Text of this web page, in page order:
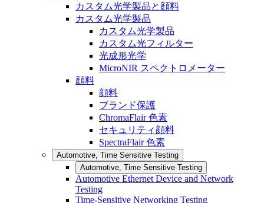
カスタム光学製品と顔料
カスタム光学製品
カスタム光学製品
カスタム光フィルター
光成形光学
MicroNIR スペクトロメーター
顔料
顔料
ブランド保護
ChromaFlair 色素
セキュリティ顔料
SpectraFlair 色素
Automotive, Time Sensitive Testing
Automotive, Time Sensitive Testing
Automotive Ethernet Device and Network
Testing
Time-Sensitive Networking Testing